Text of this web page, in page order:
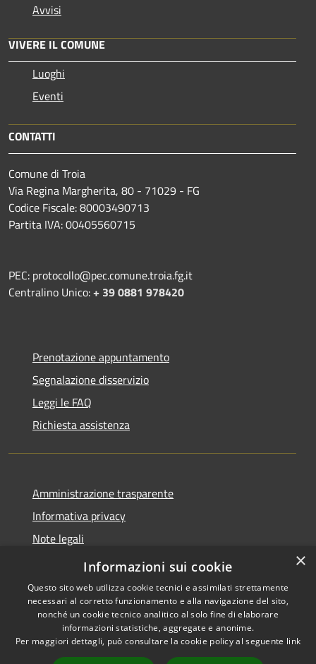
Avvisi
VIVERE IL COMUNE
Luoghi
Eventi
CONTATTI
Comune di Troia
Via Regina Margherita, 80 - 71029 - FG
Codice Fiscale: 80003490713
Partita IVA: 00405560715
PEC: protocollo@pec.comune.troia.fg.it
Centralino Unico:+ 39 0881 978420
Prenotazione appuntamento
Segnalazione disservizio
Leggi le FAQ
Richiesta assistenza
Amministrazione trasparente
Informativa privacy
Note legali
Dichiarazione di accessibilità
Accessibilità
Copyright © 2026 • Comune di
Troia • Powered by
×
Informazioni sui cookie
Questo sito web utilizza cookie tecnici e assimilati strettamente
necessari al corretto funzionamento e alla navigazione del sito,
nonché un cookie tecnico analitico al solo fine di elaborare
informazioni statistiche, aggregate e anonime.
Per maggiori dettagli, può consultare la cookie policy al seguente link